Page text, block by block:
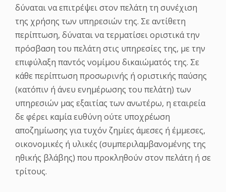
δύναται να επιτρέψει στον πελάτη τη συνέχιση
της χρήσης των υπηρεσιών της. Σε αντίθετη
περίπτωση, δύναται να τερματίσει οριστικά την
πρόσβαση του πελάτη στις υπηρεσίες της, με την
επιφύλαξη παντός νομίμου δικαιώματός της. Σε
κάθε περίπτωση προσωρινής ή οριστικής παύσης
(κατόπιν ή άνευ ενημέρωσης του πελάτη) των
υπηρεσιών μας εξαιτίας των ανωτέρω, η εταιρεία
δε φέρει καμία ευθύνη ούτε υποχρέωση
αποζημίωσης για τυχόν ζημίες άμεσες ή έμμεσες,
οικονομικές ή υλικές (συμπεριλαμβανομένης της
ηθικής βλάβης) που προκληθούν στον πελάτη ή σε
τρίτους.